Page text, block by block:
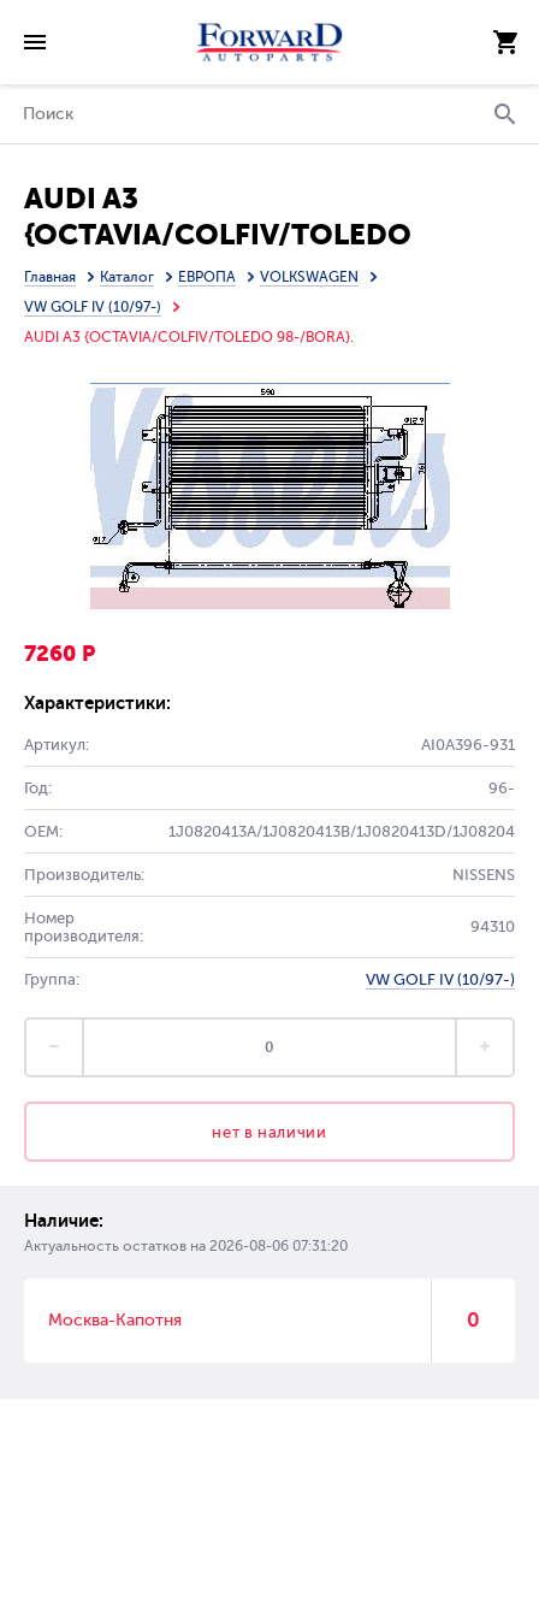
AUDI A3
{OCTAVIA/COLFIV/TOLEDO
98-/BORA} КОНДЕНСАТОР
КОНДИЦ (NISSENS) (NRF) (GERI)
(см.каталог)
Главная Каталог ЕВРОПА
VOLKSWAGEN
VW GOLF IV (10/97-)
AUDI A3 {OCTAVIA/COLFIV/TOLEDO 98-/BORA}.
7260 Р
Характеристики:
Артикул: AI0A396-931
Год: 96-
OEM: 1J0820413A/1J0820413B/1J0820413D/1J08204
Производитель: NISSENS
Номер
производителя:
94310
Группа: VW GOLF IV (10/97-)
нет в наличии
Наличие:
Актуальность остатков на 2026-08-06 07:31:20
Москва-Капотня 0